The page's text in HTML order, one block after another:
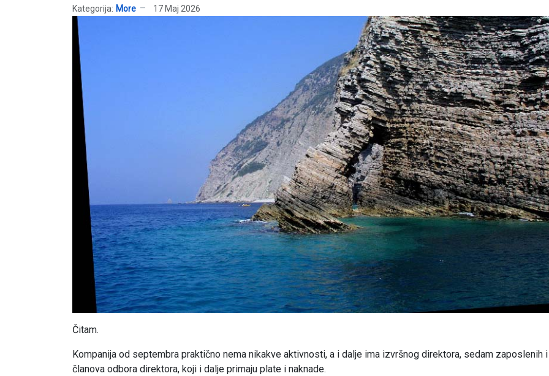
Kategorija: More 17 Maj 2026
Čitam.
Kompanija od septembra praktično nema nikakve aktivnosti, a i dalje ima izvršnog direktora, sedam zaposlenih
članova odbora direktora, koji i dalje primaju plate i naknade.